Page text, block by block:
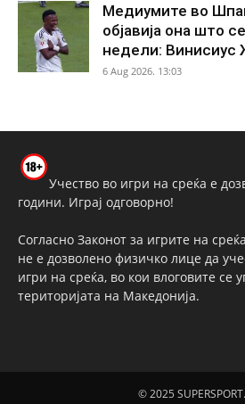
Медиумите во
објавија она што
недели: Винисиус
6 Aug 2026. 13:03
Учество во игри на среќа е
години. Играј одговорно!
Согласно Законот за игрите на
не е дозволено физичко лице да
игри на среќа, во кои влоговите се
територијата на Македонија.
© 2025